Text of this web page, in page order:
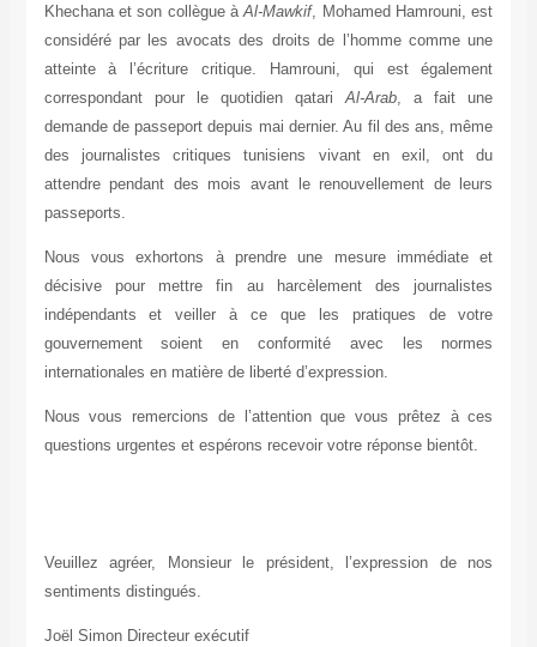
Khechana et son collègue àAl-Mawkif, Mohamed Hamrouni, est
considéré par les avocats des droits de l’homme comme une
atteinte à l’écriture critique. Hamrouni, qui est également
correspondant pour le quotidien qatariAl-Arab, a fait une
demande de passeport depuis mai dernier. Au fil des ans, même
des journalistes critiques tunisiens vivant en exil, ont du
attendre pendant des mois avant le renouvellement de leurs
passeports.
Nous vous exhortons à prendre une mesure immédiate et
décisive pour mettre fin au harcèlement des journalistes
indépendants et veiller à ce que les pratiques de votre
gouvernement soient en conformité avec les normes
internationales en matière de liberté d’expression.
Nous vous remercions de l’attention que vous prêtez à ces
questions urgentes et espérons recevoir votre réponse bientôt.
Veuillez agréer, Monsieur le président, l’expression de nos
sentiments distingués.
Joël Simon Directeur exécutif